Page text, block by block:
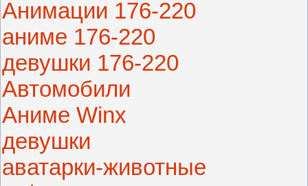
Анимации 176-220
аниме 176-220
девушки 176-220
Автомобили
Аниме Winx
девушки
аватарки-животные